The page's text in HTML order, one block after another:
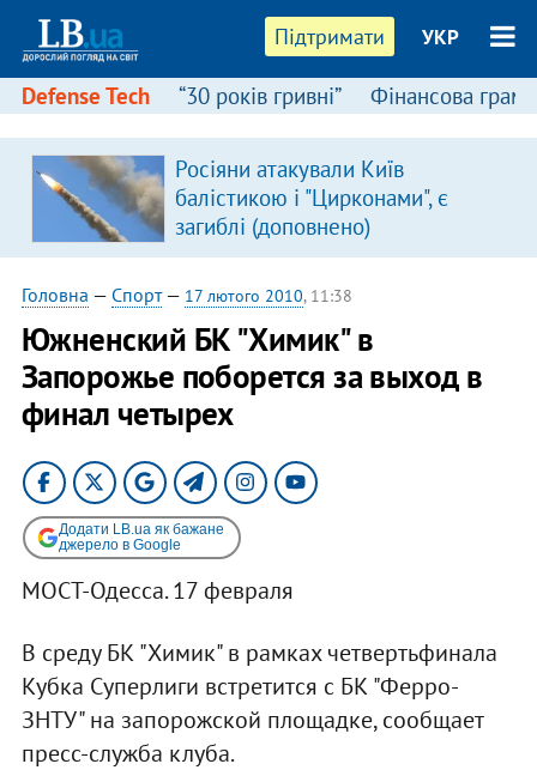
Підтримати УКР
Defense Tech “30 років гривні” Фінансова
Росіяни атакували Київ
балістикою і "Цирконами", є
загиблі (доповнено)
Головна — Спорт— 17 лютого 2010, 11:38
Южненский БК "Химик" в
Запорожье поборется за выход в
финал четырех
Додати LB.ua як бажане
джерело в Google
МОСТ-Одесса. 17 февраля
В среду БК "Химик" в рамках четвертьфинала
Кубка Суперлиги встретится с БК "Ферро-
ЗНТУ" на запорожской площадке, сообщает
пресс-служба клуба.